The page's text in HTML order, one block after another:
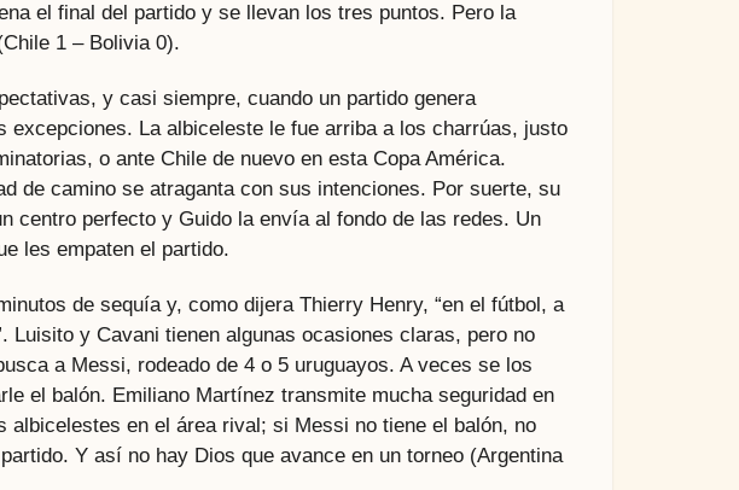
el final del partido y se llevan los tres puntos. Pero la
1 – Bolivia 0).
y casi siempre, cuando un partido genera
La albiceleste le fue arriba a los charrúas, justo
o ante Chile de nuevo en esta Copa América.
de camino se atraganta con sus intenciones. Por suerte, su
centro perfecto y Guido la envía al fondo de las redes. Un
les empaten el partido.
de sequía y, como dijera Thierry Henry, “en el fútbol, a
Luisito y Cavani tienen algunas ocasiones claras, pero no
a Messi, rodeado de 4 o 5 uruguayos. A veces se los
el balón. Emiliano Martínez transmite mucha seguridad en
albicelestes en el área rival; si Messi no tiene el balón, no
Y así no hay Dios que avance en un torneo (Argentina